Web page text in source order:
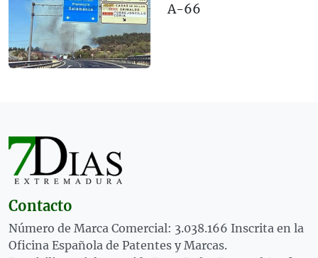
A-66
Contacto
Número de Marca Comercial: 3.038.166 Inscrita en la
Oficina Española de Patentes y Marcas.